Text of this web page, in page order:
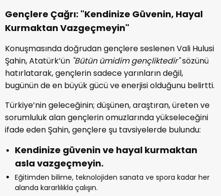
Gençlere Çağrı: "Kendinize Güvenin, Hayal
Kurmaktan Vazgeçmeyin"
Konuşmasında doğrudan gençlere seslenen Vali Hulusi
Şahin, Atatürk’ün "Bütün ümidim gençliktedir"sözünü
hatırlatarak, gençlerin sadece yarınların değil,
bugünün de en büyük gücü ve enerjisi olduğunu belirtti.
Türkiye’nin geleceğinin; düşünen, araştıran, üreten ve
sorumluluk alan gençlerin omuzlarında yükseleceğini
ifade eden Şahin, gençlere şu tavsiyelerde bulundu:
Kendinize güvenin ve hayal kurmaktan
asla vazgeçmeyin.
Eğitimden bilime, teknolojiden sanata ve spora kadar her
alanda kararlılıkla çalışın.